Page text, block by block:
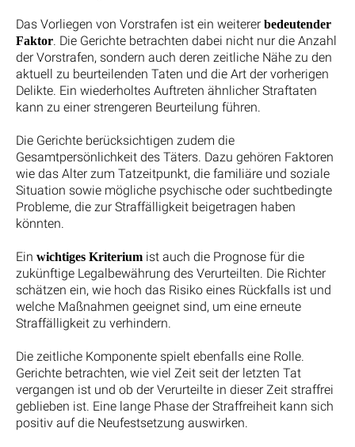
Das Vorliegen von Vorstrafen ist ein weiterer bedeutender
Faktor. Die Gerichte betrachten dabei nicht nur die Anzahl
der Vorstrafen, sondern auch deren zeitliche Nähe zu den
aktuell zu beurteilenden Taten und die Art der vorherigen
Delikte. Ein wiederholtes Auftreten ähnlicher Straftaten
kann zu einer strengeren Beurteilung führen.
Die Gerichte berücksichtigen zudem die
Gesamtpersönlichkeit des Täters. Dazu gehören Faktoren
wie das Alter zum Tatzeitpunkt, die familiäre und soziale
Situation sowie mögliche psychische oder suchtbedingte
Probleme, die zur Straffälligkeit beigetragen haben
könnten.
Ein wichtiges Kriterium ist auch die Prognose für die
zukünftige Legalbewährung des Verurteilten. Die Richter
schätzen ein, wie hoch das Risiko eines Rückfalls ist und
welche Maßnahmen geeignet sind, um eine erneute
Straffälligkeit zu verhindern.
Die zeitliche Komponente spielt ebenfalls eine Rolle.
Gerichte betrachten, wie viel Zeit seit der letzten Tat
vergangen ist und ob der Verurteilte in dieser Zeit straffrei
geblieben ist. Eine lange Phase der Straffreiheit kann sich
positiv auf die Neufestsetzung auswirken.